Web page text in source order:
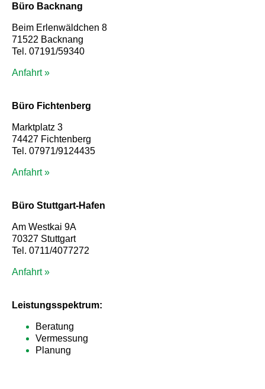
Büro Backnang
Beim Erlenwäldchen 8
71522 Backnang
Tel. 07191/59340
Anfahrt »
Büro Fichtenberg
Marktplatz 3
74427 Fichtenberg
Tel. 07971/9124435
Anfahrt »
Büro Stuttgart-Hafen
Am Westkai 9A
70327 Stuttgart
Tel. 0711/4077272
Anfahrt »
Leistungsspektrum:
Beratung
Vermessung
Planung